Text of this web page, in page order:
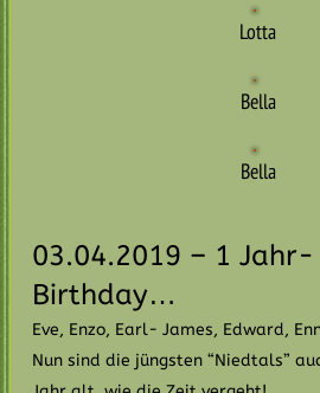
Lotta
Bella
Bella
03.04.2019 – 1
Birthday…
Eve, Enzo, Earl- James, Edward,
Nun sind die jüngsten “Niedtals”